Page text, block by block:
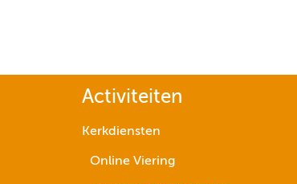
Activiteiten
Kerkdiensten
Online Viering